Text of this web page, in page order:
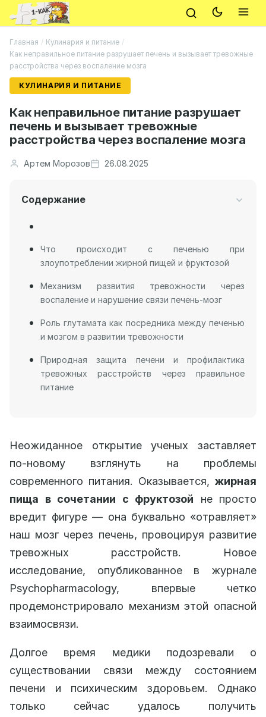
Главная / Кулинария и питание /
Как неправильное питание разрушает печень и вызывает тревожные
расстройства через воспаление мозга
КУЛИНАРИЯ И ПИТАНИЕ
Как неправильное питание разрушает
печень и вызывает тревожные
расстройства через воспаление мозга
Артем Морозов 26.08.2025
Содержание
Что происходит с печенью при
злоупотреблении жирной пищей и фруктозой
Механизм развития тревожности через
воспаление и нарушение связи печень-мозг
Роль глутамата как посредника между печенью
и мозгом в развитии тревожности
Природная защита печени и профилактика
тревожных расстройств через правильное
питание
Неожиданное открытие ученых заставляет
по-новому взглянуть на проблемы
современного питания. Оказывается, жирная
пища в сочетании с фруктозой не просто
вредит фигуре — она буквально «отравляет»
наш мозг через печень, провоцируя развитие
тревожных расстройств. Новое
исследование, опубликованное в журнале
Psychopharmacology, впервые четко
продемонстрировало механизм этой опасной
взаимосвязи.
Долгое время медики подозревали о
существовании связи между состоянием
печени и психическим здоровьем. Однако
только сейчас удалось получить